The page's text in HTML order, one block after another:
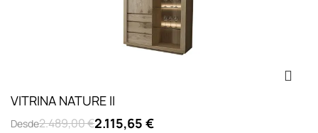
VITRINA NATURE II
Desde2.489,00 €2.115,65 €